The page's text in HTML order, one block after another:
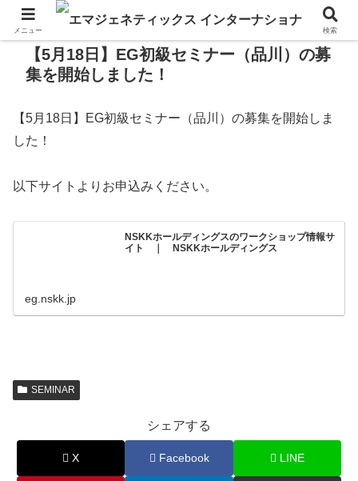
【5月18日】EG初級セミナー（品川）の募
集を開始しました！
【5月18日】EG初級セミナー（品川）の募集を開始しま
した！
以下サイトよりお申込みください。
NSKKホールディングスのワークショップ情報サ
イト ｜ NSKKホールディングス
eg.nskk.jp
SEMINAR
シェアする
X Facebook LINE
メニュー 検索